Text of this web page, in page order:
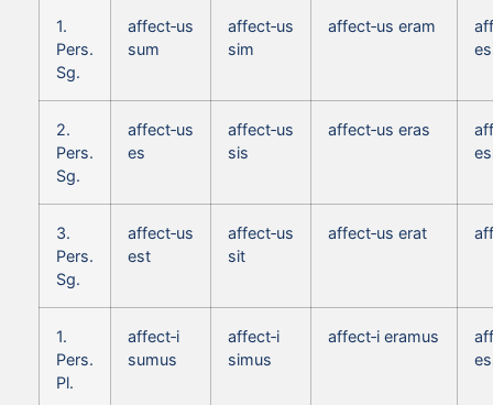
1.
Pers.
Sg.
affect‑us
sum
affect‑us
sim
affect‑us eram
2.
Pers.
Sg.
affect‑us
es
affect‑us
sis
affect‑us eras
3.
Pers.
Sg.
affect‑us
est
affect‑us
sit
affect‑us erat
1.
Pers.
Pl.
affect‑i
sumus
affect‑i
simus
affect‑i eramus